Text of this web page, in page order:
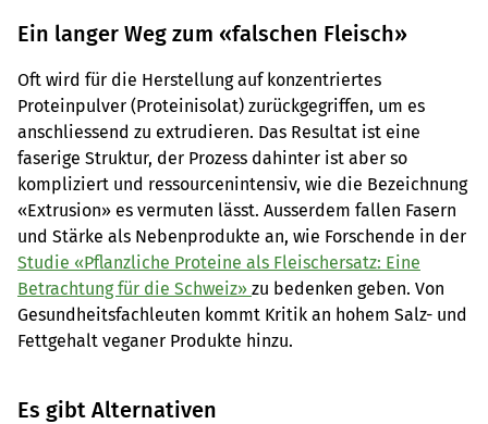
Ein langer Weg zum «falschen Fleisch»
Oft wird für die Herstellung auf konzentriertes
Proteinpulver (Proteinisolat) zurückgegriffen, um es
anschliessend zu extrudieren. Das Resultat ist eine
faserige Struktur, der Prozess dahinter ist aber so
kompliziert und ressourcenintensiv, wie die Bezeichnung
«Extrusion» es vermuten lässt. Ausserdem fallen Fasern
und Stärke als Nebenprodukte an, wie Forschende in der
Studie «Pflanzliche Proteine als Fleischersatz: Eine
Betrachtung für die Schweiz» zu bedenken geben. Von
Gesundheitsfachleuten kommt Kritik an hohem Salz- und
Fettgehalt veganer Produkte hinzu.
Es gibt Alternativen